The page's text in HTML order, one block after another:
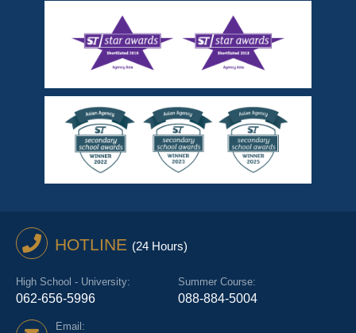
HOTLINE (24 Hours)
High School - University:
062-656-5996
Summer Course:
088-884-5004
Email: